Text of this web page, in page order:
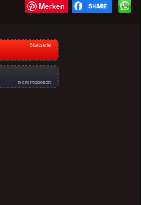
Merken
Startseite
nicht moderiert